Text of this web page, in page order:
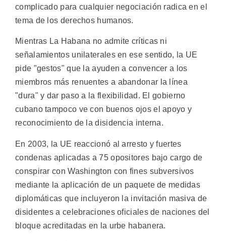
complicado para cualquier negociación radica en el
tema de los derechos humanos.
Mientras La Habana no admite críticas ni
señalamientos unilaterales en ese sentido, la UE
pide "gestos" que la ayuden a convencer a los
miembros más renuentes a abandonar la línea
"dura" y dar paso a la flexibilidad. El gobierno
cubano tampoco ve con buenos ojos el apoyo y
reconocimiento de la disidencia interna.
En 2003, la UE reaccionó al arresto y fuertes
condenas aplicadas a 75 opositores bajo cargo de
conspirar con Washington con fines subversivos
mediante la aplicación de un paquete de medidas
diplomáticas que incluyeron la invitación masiva de
disidentes a celebraciones oficiales de naciones del
bloque acreditadas en la urbe habanera.